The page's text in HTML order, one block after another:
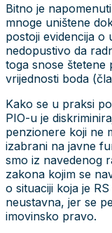
Bitno je
mnoge uništene
postoji evidencija o
nedopustivo da
toga snose štetene
vrijednosti boda
Kako se u praksi
PIO-u je
penzionere koji ne
izabrani na javne
smo iz navedenog
zakona kojim se
o situaciji koja je
neustavna, jer se
imovinsko pravo.